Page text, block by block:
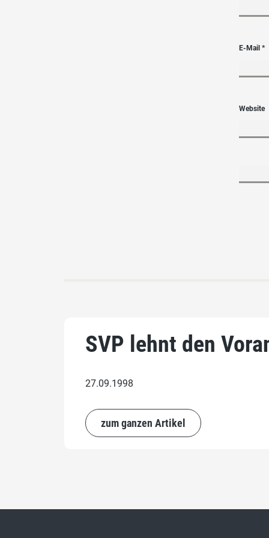
E-Mail*
Website
SVP lehnt den
27.09.1998
zum ganzen Artikel